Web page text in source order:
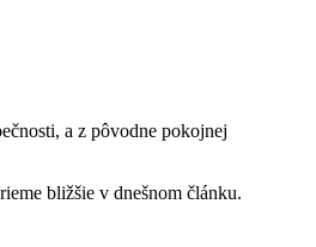
a z pôvodne pokojnej
bližšie v dnešnom článku.